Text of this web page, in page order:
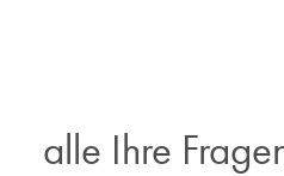
alle Ihre